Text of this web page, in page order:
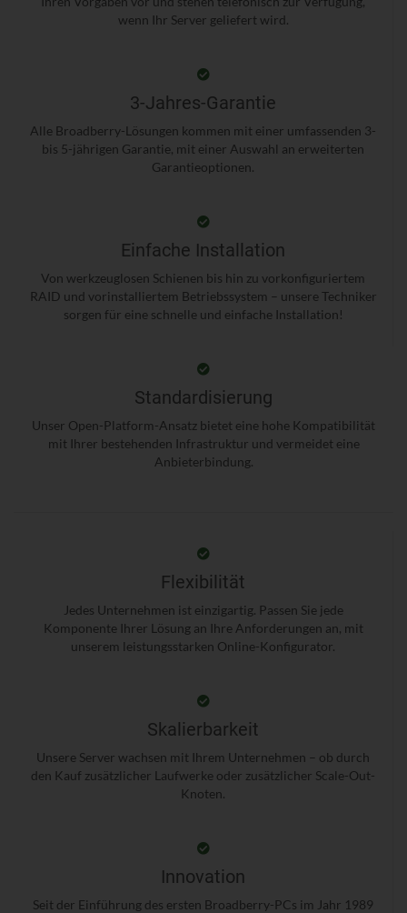
wenn Ihr Server geliefert wird.
3-Jahres-Garantie
Alle Broadberry-Lösungen kommen mit einer umfassenden 3-
bis 5-jährigen Garantie, mit einer Auswahl an erweiterten
Garantieoptionen.
Einfache Installation
Von werkzeuglosen Schienen bis hin zu vorkonfiguriertem
RAID und vorinstalliertem Betriebssystem – unsere Techniker
sorgen für eine schnelle und einfache Installation!
Standardisierung
Unser Open-Platform-Ansatz bietet eine hohe Kompatibilität
mit Ihrer bestehenden Infrastruktur und vermeidet eine
Anbieterbindung.
Flexibilität
Jedes Unternehmen ist einzigartig. Passen Sie jede
Komponente Ihrer Lösung an Ihre Anforderungen an, mit
unserem leistungsstarken Online-Konfigurator.
Skalierbarkeit
Unsere Server wachsen mit Ihrem Unternehmen – ob durch
den Kauf zusätzlicher Laufwerke oder zusätzlicher Scale-Out-
Knoten.
Innovation
Seit der Einführung des ersten Broadberry-PCs im Jahr 1989